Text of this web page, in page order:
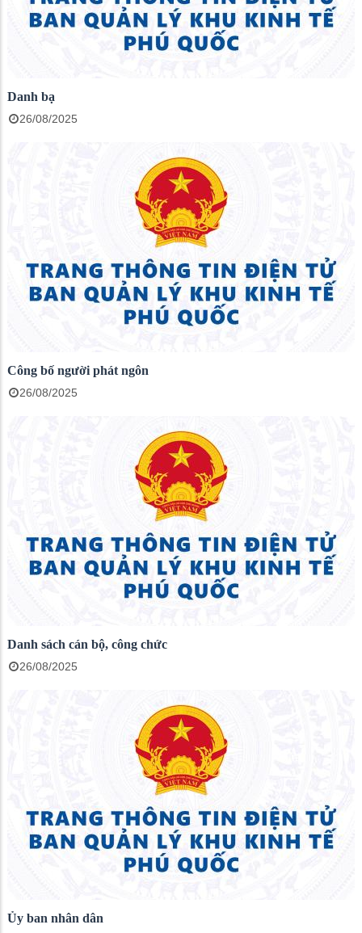
Danh bạ
26/08/2025
Công bố người phát ngôn
26/08/2025
Danh sách cán bộ, công chức
26/08/2025
Ủy ban nhân dân